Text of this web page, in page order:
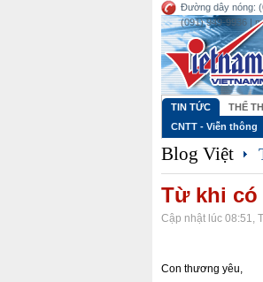
Đường dây nóng:
(091) 949-9936 |
TIN TỨC THỂ
CNTT - Viễn thông
Blog Việt
Từ khi có
Cập nhật lúc 08:51,
Con thương yêu,